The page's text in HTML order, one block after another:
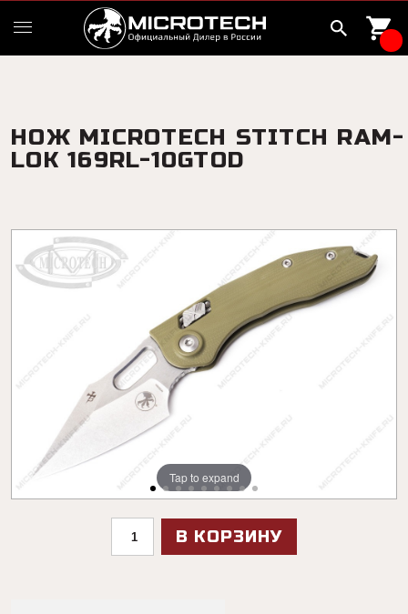
НОЖ MICROTECH STITCH RAM-
LOK 169RL-10GTOD
Tap to expand
Tap to expand
Tap to expand
Tap to expand
Tap to expand
Tap to expand
Tap to expand
Tap to expand
Tap to expand
В КОРЗИНУ